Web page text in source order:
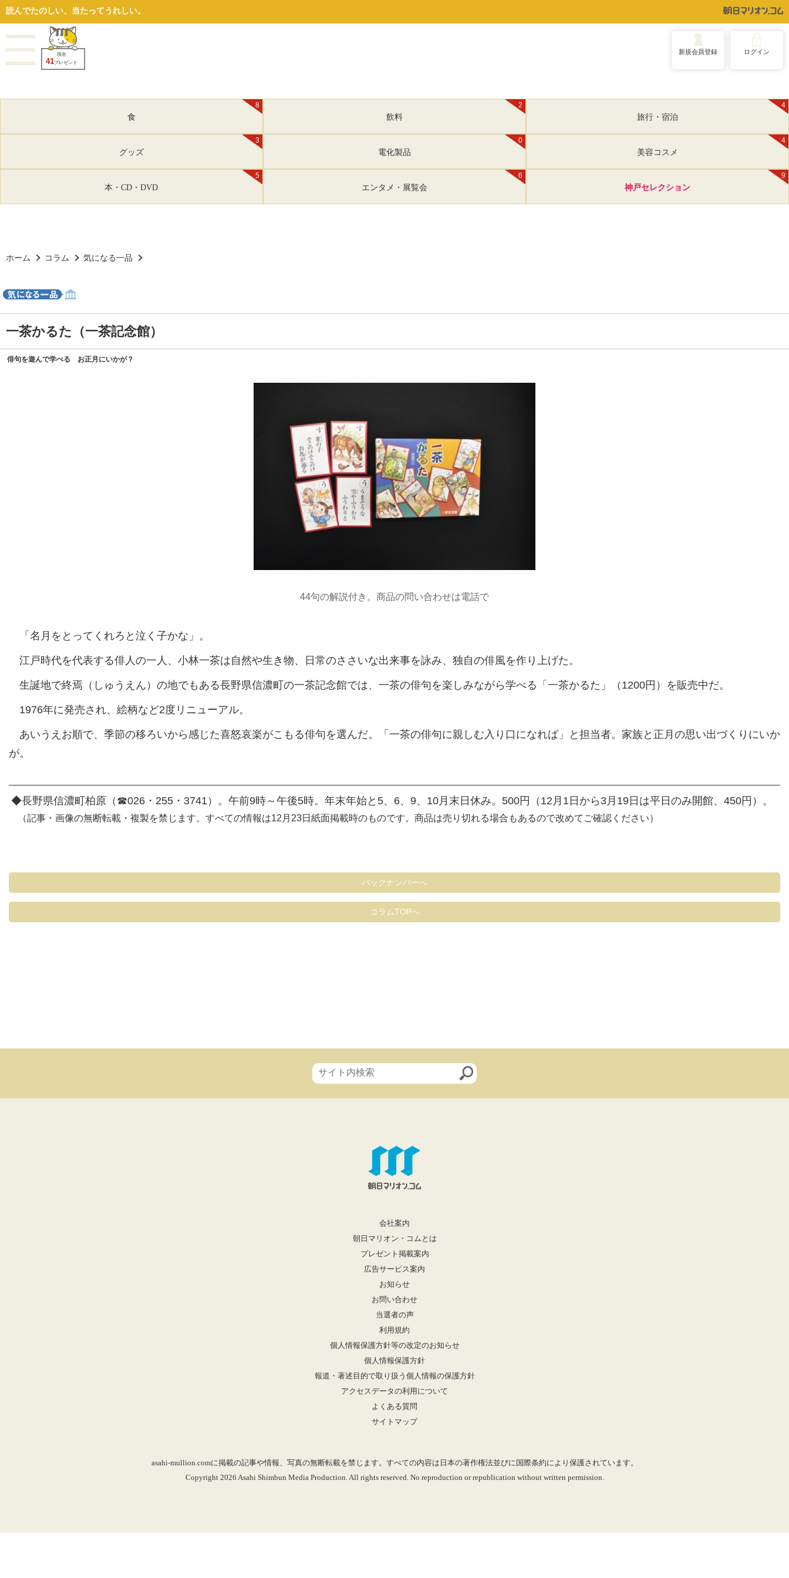
読んでたのしい、当たってうれしい。
現在
41プレゼント
新規会員登録 ログイン
8
食
2
飲料
4
旅行・宿泊
3
グッズ
0
電化製品
4
美容コスメ
5
本・CD・DVD
6
エンタメ・展覧会
9
神戸セレクション
ホーム コラム 気になる一品
一茶かるた（一茶記念館）
俳句を遊んで学べる お正月にいかが？
44句の解説付き。商品の問い合わせは電話で
「名月をとってくれろと泣く子かな」。
江戸時代を代表する俳人の一人、小林一茶は自然や生き物、日常のささいな出来事を詠み、独自の俳風を作り上げた。
生誕地で終焉（しゅうえん）の地でもある長野県信濃町の一茶記念館では、一茶の俳句を楽しみながら学べる「一茶かるた」（1200円）を販売中だ。
1976年に発売され、絵柄など2度リニューアル。
あいうえお順で、季節の移ろいから感じた喜怒哀楽がこもる俳句を選んだ。「一茶の俳句に親しむ入り口になれば」と担当者。家族と正月の思い出づくりにいか
が。
◆長野県信濃町柏原（☎026・255・3741）。午前9時～午後5時。年末年始と5、6、9、10月末日休み。500円（12月1日から3月19日は平日のみ開館、450円）。
（記事・画像の無断転載・複製を禁じます。すべての情報は12月23日紙面掲載時のものです。商品は売り切れる場合もあるので改めてご確認ください）
バックナンバーへ
コラムTOPへ
会社案内
朝日マリオン・コムとは
プレゼント掲載案内
広告サービス案内
お知らせ
お問い合わせ
当選者の声
利用規約
個人情報保護方針等の改定のお知らせ
個人情報保護方針
報道・著述目的で取り扱う個人情報の保護方針
アクセスデータの利用について
よくある質問
サイトマップ
asahi-mullion.comに掲載の記事や情報、写真の無断転載を禁じます。すべての内容は日本の著作権法並びに国際条約により保護されています。
Copyright 2026 Asahi Shimbun Media Production. All rights reserved. No reproduction or republication without written permission.